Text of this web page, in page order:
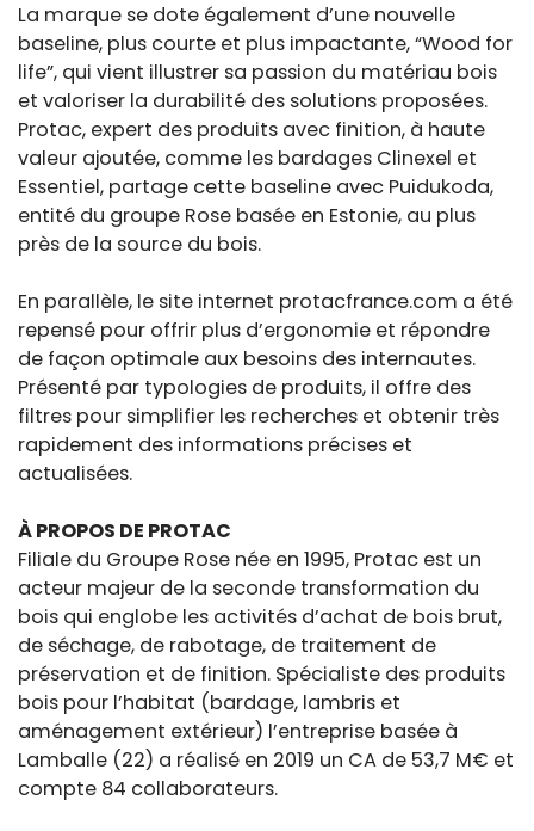
La marque se dote également d’une nouvelle
baseline, plus courte et plus impactante, “Wood for
life”, qui vient illustrer sa passion du matériau bois
et valoriser la durabilité des solutions proposées.
Protac, expert des produits avec finition, à haute
valeur ajoutée, comme les bardages Clinexel et
Essentiel, partage cette baseline avec Puidukoda,
entité du groupe Rose basée en Estonie, au plus
près de la source du bois.
En parallèle, le site internet protacfrance.com a été
repensé pour offrir plus d’ergonomie et répondre
de façon optimale aux besoins des internautes.
Présenté par typologies de produits, il offre des
filtres pour simplifier les recherches et obtenir très
rapidement des informations précises et
actualisées.
À PROPOS DE PROTAC
Filiale du Groupe Rose née en 1995, Protac est un
acteur majeur de la seconde transformation du
bois qui englobe les activités d’achat de bois brut,
de séchage, de rabotage, de traitement de
préservation et de finition. Spécialiste des produits
bois pour l’habitat (bardage, lambris et
aménagement extérieur) l’entreprise basée à
Lamballe (22) a réalisé en 2019 un CA de 53,7 M€ et
compte 84 collaborateurs.